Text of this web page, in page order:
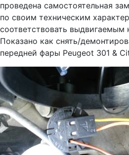
проведена самостоятельная
по своим техническим
соответствовать выдвигаемым
Показано как снять/
передней фары Peugeot 301 &